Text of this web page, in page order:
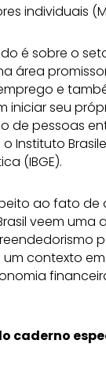
individuais
é sobre o
área
e
iniciar seu
de pessoas
o Instituto
(IBGE).
ao fato de
veem uma
contexto
caderno